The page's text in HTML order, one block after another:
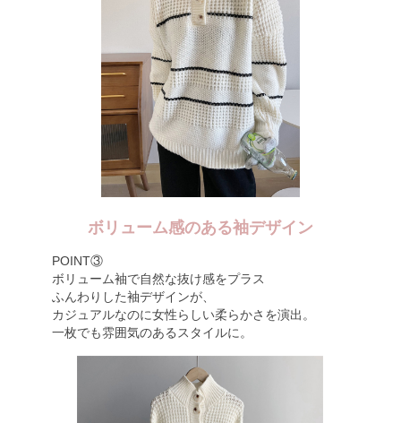
ボリューム感のある袖デザイン
POINT③
ボリューム袖で自然な抜け感をプラス
ふんわりした袖デザインが、
カジュアルなのに女性らしい柔らかさを演出。
一枚でも雰囲気のあるスタイルに。